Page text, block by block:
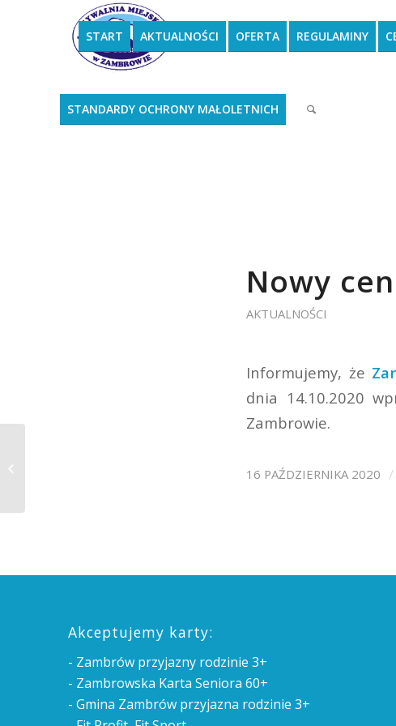
START AKTUALNOŚCI OFERTA REGULAMINY
STANDARDY OCHRONY MAŁOLETNICH
Nowy
AKTUALNOŚCI
Informujemy, że
dnia 14.10.2020
Zambrowie.
16 PAŹDZIERNIKA 2020 /
Akceptujemy karty:
- Zambrów przyjazny rodzinie 3+
- Zambrowska Karta Seniora 60+
- Gmina Zambrów przyjazna rodzinie 3+